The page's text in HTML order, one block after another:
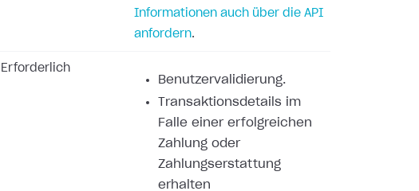
Informationen auch über die API
anfordern.
Erforderlich
Benutzervalidierung.
Transaktionsdetails im
Falle einer erfolgreichen
Zahlung oder
Zahlungserstattung
erhalten